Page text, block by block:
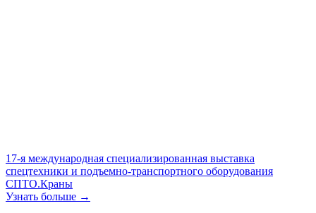
17-я международная специализированная выставка
спецтехники и подъемно-транспортного оборудования
СПТО.Краны
Узнать больше →